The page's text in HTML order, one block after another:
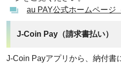
au PAY公式ホームページ
J-Coin Pay（請求書払い）
J-Coin Payアプリから、納付書